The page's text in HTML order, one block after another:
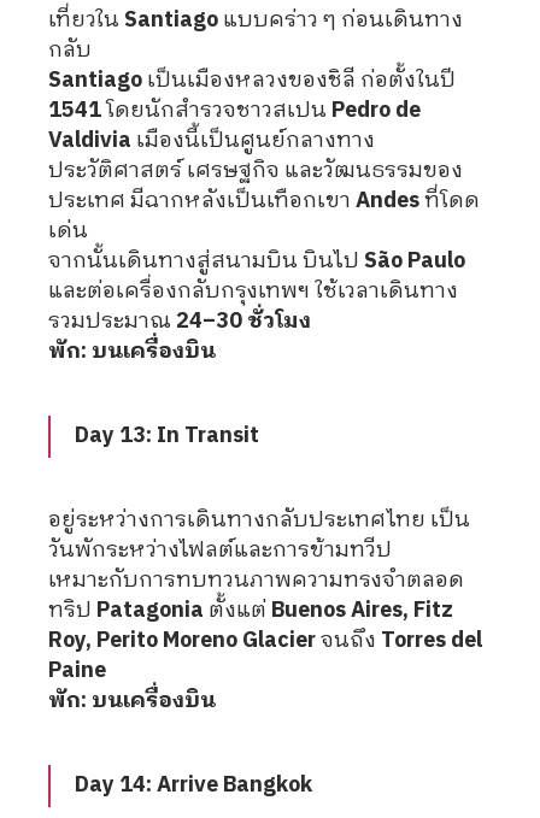
เที่ยวใน Santiagoแบบคร่าว ๆ ก่อนเดินทาง
กลับ
Santiagoเป็นเมืองหลวงของชิลี ก่อตั้งในปี
1541โดยนักสำรวจชาวสเปน Pedro de
Valdivia เมืองนี้เป็นศูนย์กลางทาง
ประวัติศาสตร์ เศรษฐกิจ และวัฒนธรรมของ
ประเทศ มีฉากหลังเป็นเทือกเขาAndesที่โดด
เด่น
จากนั้นเดินทางสู่สนามบิน บินไป São Paulo
และต่อเครื่องกลับกรุงเทพฯ ใช้เวลาเดินทาง
รวมประมาณ 24–30 ชั่วโมง
พัก: บนเครื่องบิน
Day 13: In Transit
อยู่ระหว่างการเดินทางกลับประเทศไทย เป็น
วันพักระหว่างไฟลต์และการข้ามทวีป
เหมาะกับการทบทวนภาพความทรงจำตลอด
ทริป Patagonia ตั้งแต่Buenos Aires, Fitz
Roy, Perito Moreno Glacierจนถึง Torres del
Paine
พัก: บนเครื่องบิน
Day 14: Arrive Bangkok